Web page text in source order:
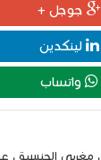
جوجل +
لينكدين
واتساب